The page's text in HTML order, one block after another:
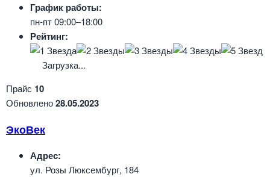
График работы:
пн-пт 09:00–18:00
Рейтинг:
Загрузка...
Прайс 10
Обновлено28.05.2023
ЭкоВек
Адрес:
ул. Розы Люксембург, 184